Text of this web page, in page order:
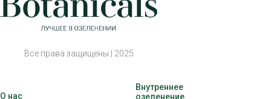
Все права защищены | 2025
О нас
Внутреннее
озеленение